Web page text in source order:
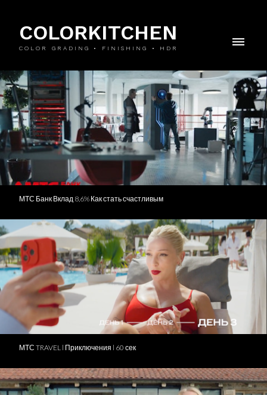
COLORKITCHEN
COLOR GRADING • FINISHING • HDR
МТС Банк Вклад 8,6% Как стать счастливым
МТС TRAVEL l Приключения l 60 сек